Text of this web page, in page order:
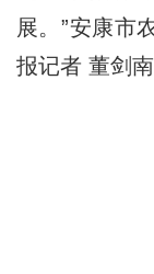
展。”安康市
报记者 董剑